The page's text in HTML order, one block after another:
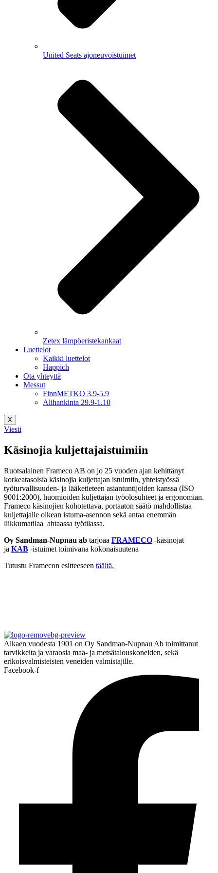
United Seats ajoneuvoistuimet
Zetex lämpöeristekankaat
Luettelot
Kaikki luettelot
Happich
Ota yhteyttä
Messut
FinnMETKO 3.9-5.9
Alihankinta 29.9-1.10
X
Viesti
Käsinojia kuljettajaistuimiin
Ruotsalainen Frameco AB on jo 25 vuoden ajan kehittänyt
korkeatasoisia käsinojia kuljettajan istuimiin, yhteistyössä
työturvallisuuden- ja lääketieteen asiantuntijoiden kanssa (ISO
9001:2000), huomioiden kuljettajan työolosuhteet ja ergonomian.
Frameco käsinojien kohotettava, portaaton säätö mahdollistaa
kuljettajalle oikean istuma-asennon sekä antaa enemmän
liikkumatilaa ahtaassa työtilassa.
Oy Sandman-Nupnau ab tarjoaa FRAMECO -käsinojat
ja KAB -istuimet toimivana kokonaisuutena
Tutustu Framecon esitteeseen täältä.
Alkaen vuodesta 1901 on Oy Sandman-Nupnau Ab toimittanut
tarvikkeita ja varaosia maa- ja metsätalouskoneiden, sekä
erikoisvalmisteisten veneiden valmistajille.
Facebook-f